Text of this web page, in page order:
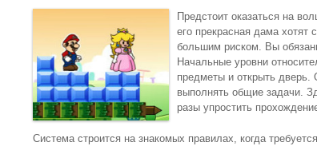
Предстоит оказаться на
его прекрасная дама хотят
большим риском. Вы
Начальные уровни
предметы и открыть
выполнять общие задачи.
разы упростить
Система строится на знакомых правилах, когда